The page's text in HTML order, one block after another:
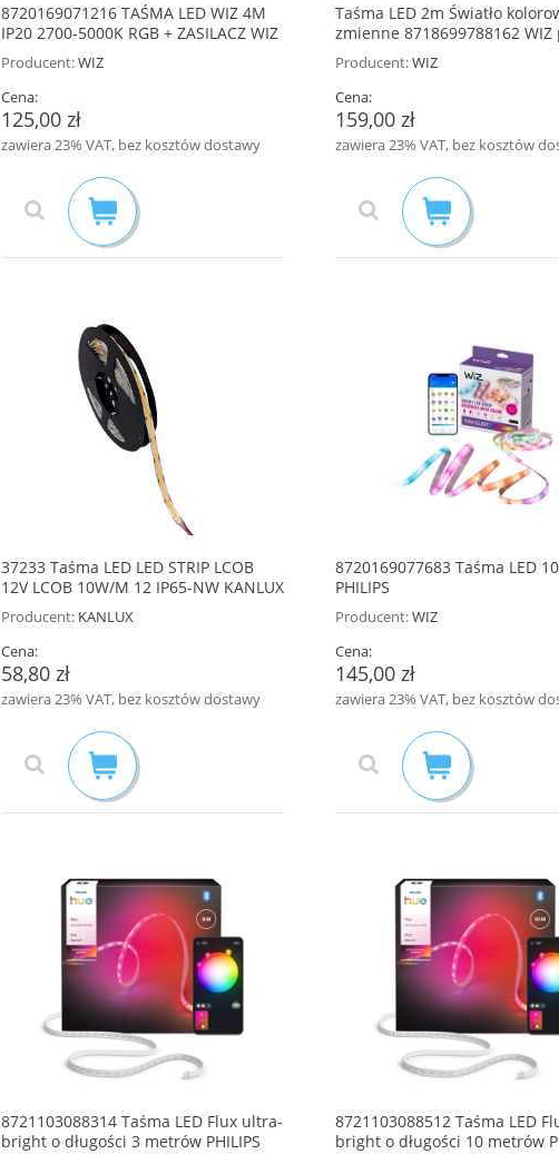
8720169071216 TAŚMA LED WIZ 4M
IP20 2700-5000K RGB + ZASILACZ WIZ
Producent:WIZ
Cena:
125,00 zł
zawiera 23% VAT, bez kosztów dostawy
Taśma LED 2m Światło
zmienne 8718699788162 WIZ
paleta kolorów
Producent:WIZ
Cena:
159,00 zł
zawiera 23% VAT, bez kosztów
37233 Taśma LED LED STRIP LCOB
12V LCOB 10W/M 12 IP65-NW KANLUX
Producent: KANLUX
Cena:
58,80 zł
zawiera 23% VAT, bez kosztów dostawy
8720169077683 Taśma LED
PHILIPS
Producent:WIZ
Cena:
145,00 zł
zawiera 23% VAT, bez kosztów
8721103088314 Taśma LED Flux ultra-
bright o długości 3 metrów PHILIPS
8721103088512 Taśma LED
bright o długości 10 metrów